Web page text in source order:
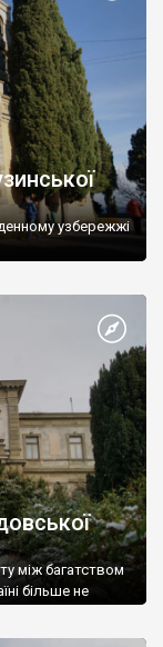
узбережжі
між багатством
більше не